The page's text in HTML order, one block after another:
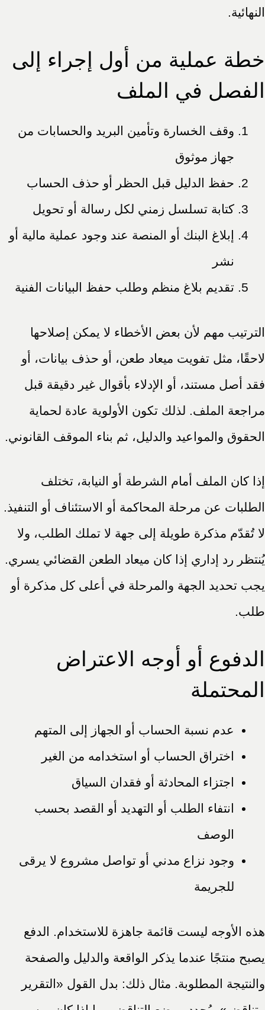
النهائية.
خطة عملية من أول إجراء إلى
الفصل في الملف
وقف الخسارة وتأمين البريد والحسابات من
جهاز موثوق
حفظ الدليل قبل الحظر أو حذف الحساب
كتابة تسلسل زمني لكل رسالة أو تحويل
إبلاغ البنك أو المنصة عند وجود عملية مالية أو
نشر
تقديم بلاغ منظم وطلب حفظ البيانات الفنية
الترتيب مهم لأن بعض الأخطاء لا يمكن إصلاحها
لاحقًا، مثل تفويت ميعاد طعن، أو حذف بيانات، أو
فقد أصل مستند، أو الإدلاء بأقوال غير دقيقة قبل
مراجعة الملف. لذلك تكون الأولوية عادة لحماية
الحقوق والمواعيد والدليل، ثم بناء الموقف القانوني.
إذا كان الملف أمام الشرطة أو النيابة، تختلف
الطلبات عن مرحلة المحاكمة أو الاستئناف أو التنفيذ.
لا تُقدّم مذكرة طويلة إلى جهة لا تملك الطلب، ولا
يُنتظر رد إداري إذا كان ميعاد الطعن القضائي يسري.
يجب تحديد الجهة والمرحلة في أعلى كل مذكرة أو
طلب.
الدفوع أو أوجه الاعتراض
المحتملة
عدم نسبة الحساب أو الجهاز إلى المتهم
اختراق الحساب أو استخدامه من الغير
اجتزاء المحادثة أو فقدان السياق
انتفاء الطلب أو التهديد أو القصد بحسب
الوصف
وجود نزاع مدني أو تواصل مشروع لا يرقى
للجريمة
هذه الأوجه ليست قائمة جاهزة للاستخدام. الدفع
يصبح منتجًا عندما يذكر الواقعة والدليل والصفحة
والنتيجة المطلوبة. مثال ذلك: بدل القول «التقرير